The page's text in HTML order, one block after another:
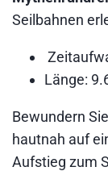
Seilbahnen
Länge:
Bewundern
hautnah auf
Aufstieg zum